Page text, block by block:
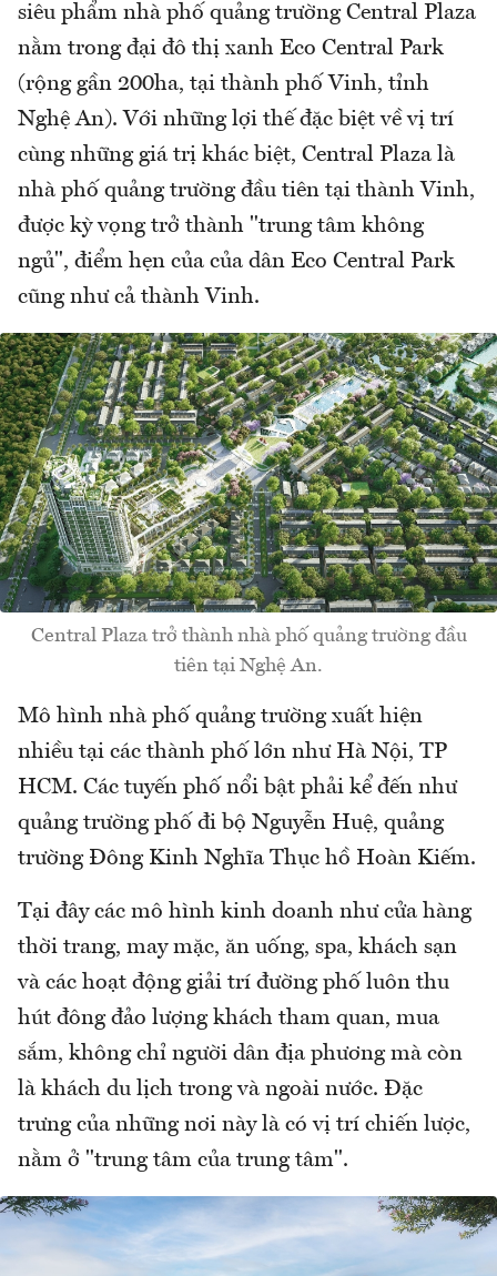
siêu phẩm nhà phố quảng trường Central Plaza
nằm trong đại đô thị xanh Eco Central Park
(rộng gần 200ha, tại thành phố Vinh, tỉnh
Nghệ An). Với những lợi thế đặc biệt về vị trí
cùng những giá trị khác biệt, Central Plaza là
nhà phố quảng trường đầu tiên tại thành Vinh,
được kỳ vọng trở thành "trung tâm không
ngủ", điểm hẹn của của dân Eco Central Park
cũng như cả thành Vinh.
Central Plaza trở thành nhà phố quảng trường đầu
tiên tại Nghệ An.
Mô hình nhà phố quảng trường xuất hiện
nhiều tại các thành phố lớn như Hà Nội, TP
HCM. Các tuyến phố nổi bật phải kể đến như
quảng trường phố đi bộ Nguyễn Huệ, quảng
trường Đông Kinh Nghĩa Thục hồ Hoàn Kiếm.
Tại đây các mô hình kinh doanh như cửa hàng
thời trang, may mặc, ăn uống, spa, khách sạn
và các hoạt động giải trí đường phố luôn thu
hút đông đảo lượng khách tham quan, mua
sắm, không chỉ người dân địa phương mà còn
là khách du lịch trong và ngoài nước. Đặc
trưng của những nơi này là có vị trí chiến lược,
nằm ở "trung tâm của trung tâm".